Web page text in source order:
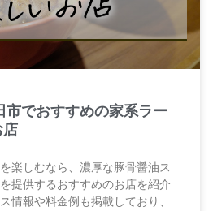
市でおすすめの家系ラー
店
楽しむなら、濃厚な豚骨醤油ス
提供するおすすめのお店を紹介
情報や料金例も掲載しており、